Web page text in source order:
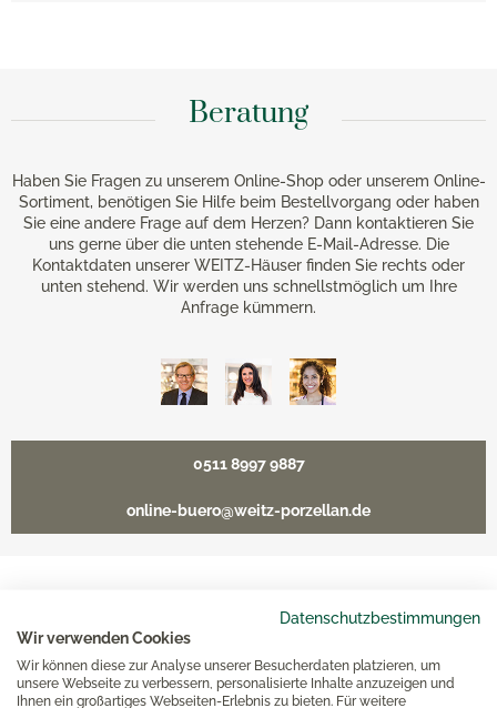
Datenschutzbestimmungen
Wir verwenden Cookies
Wir können diese zur Analyse unserer Besucherdaten platzieren, um
unsere Webseite zu verbessern, personalisierte Inhalte anzuzeigen und
Ihnen ein großartiges Webseiten-Erlebnis zu bieten. Für weitere
Beratung
Haben Sie Fragen zu unserem Online-Shop oder unserem Online-
Sortiment, benötigen Sie Hilfe beim Bestellvorgang oder haben
Sie eine andere Frage auf dem Herzen? Dann kontaktieren Sie
uns gerne über die unten stehende E-Mail-Adresse. Die
Kontaktdaten unserer WEITZ-Häuser finden Sie rechts oder
unten stehend. Wir werden uns schnellstmöglich um Ihre
Anfrage kümmern.
0511 8997 9887
online-buero@weitz-porzellan.de
Unsere Häuser
Hannover